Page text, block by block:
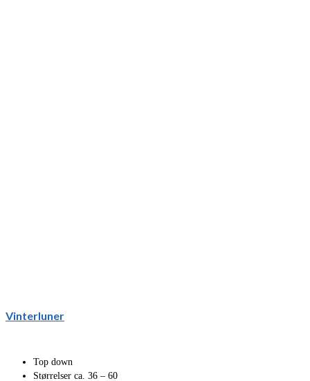
Vinterluner
Top down
Størrelser ca. 36 – 60